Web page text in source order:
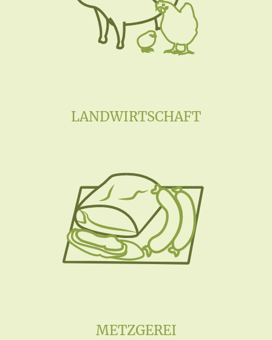
LANDWIRTSCHAFT
METZGEREI